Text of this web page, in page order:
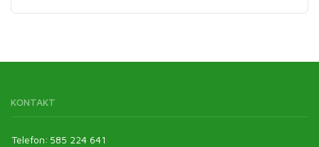
KONTAKT
Telefon: 585 224 641